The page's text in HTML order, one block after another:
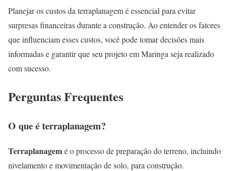
Planejar os custos da terraplanagem é essencial para evitar
surpresas financeiras durante a construção. Ao entender os fatores
que influenciam esses custos, você pode tomar decisões mais
informadas e garantir que seu projeto em Maringa seja realizado
com sucesso.
Perguntas Frequentes
O que é terraplanagem?
Terraplanagemé o processo de preparação do terreno, incluindo
nivelamento e movimentação de solo, para construção.